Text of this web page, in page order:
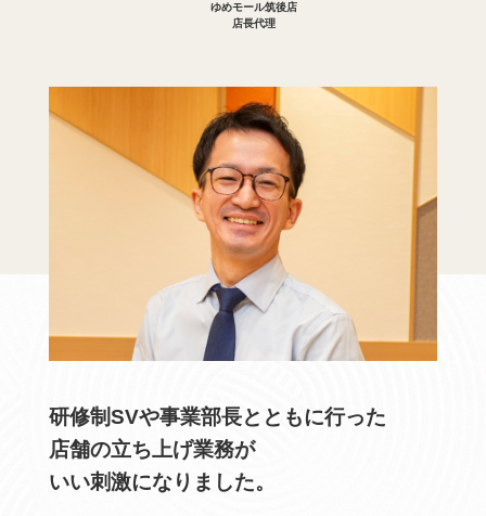
ゆめモール筑後店
店長代理
研修制SVや事業部長とともに行った
店舗の立ち上げ業務が
いい刺激になりました。